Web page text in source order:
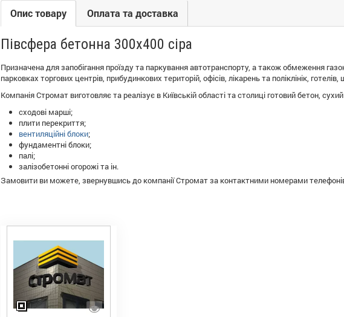
Опис товару Оплата та доставка
Півсфера бетонна 300х400 сіра
Призначена для запобігання проїзду та паркування автотранспорту, а також обмеження
парковках торгових центрів, прибудинкових територій, офісів, лікарень та поліклінік,
Компанія Стромат виготовляє та реалізує в Київській області та столиці готовий бетон,
сходові марші;
плити перекриття;
вентиляційні блоки;
фундаментні блоки;
палі;
залізобетонні огорожі та ін.
Замовити ви можете, звернувшись до компанії Стромат за контактними номерами